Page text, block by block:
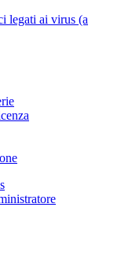
legati ai virus (a